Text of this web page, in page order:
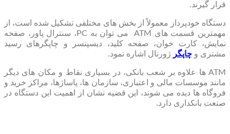
قرار گیرند.
دستگاه خودپرداز معمولاً از بخش های مختلفی تشکیل شده است، از
مهمترین قسمت های ATM می توان به PC، سنترال پاور، صفحه
نمایش، کارت خوان، صفحه کلید، دیسپنسر و چاپگرهای رسید
مشتری و چاپگر ژورنال اشاره نمود.
ATM ها علاوه بر شعب بانکی، در بسیاری نقاط و مکان های دیگر
مانند موسسات مالی و اعتباری، سازمان ها، پاساژها، مراکز خرید و
فروگاه ها دیده می شوند، این قضیه نشان از اهمیت این دستگاه در
صنعت بانکداری دارد.